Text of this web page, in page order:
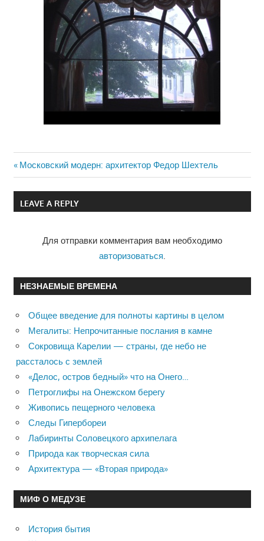
Навигация
по
Previous
Post:
Московский модерн: архитектор Федор Шехтель
LEAVE A REPLY
Для отправки комментария вам необходимо
авторизоваться.
НЕЗНАЕМЫЕ ВРЕМЕНА
Общее введение для полноты картины в целом
Мегалиты: Непрочитанные послания в камне
Сокровища Карелии — страны, где небо не
рассталось с землей
«Делос, остров бедный» что на Онего…
Петроглифы на Онежском берегу
Живопись пещерного человека
Следы Гипербореи
Лабиринты Соловецкого архипелага
Природа как творческая сила
Архитектура — «Вторая природа»
МИФ О МЕДУЗЕ
История бытия